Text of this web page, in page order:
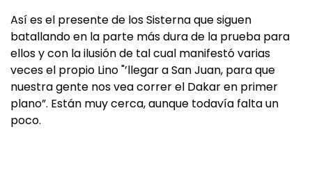
Así es el presente de los Sisterna que siguen
batallando en la parte más dura de la prueba para
ellos y con la ilusión de tal cual manifestó varias
veces el propio Lino "’llegar a San Juan, para que
nuestra gente nos vea correr el Dakar en primer
plano”. Están muy cerca, aunque todavía falta un
poco.